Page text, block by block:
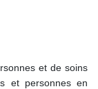
et de soins
et personnes en